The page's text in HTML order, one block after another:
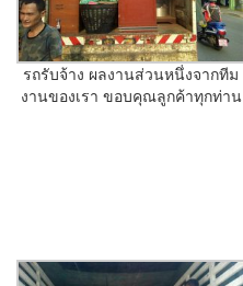
รถรับจ้าง ผลงานส่วนหนึ่งจากทีม
งานของเรา ขอบคุณลูกค้าทุกท่าน